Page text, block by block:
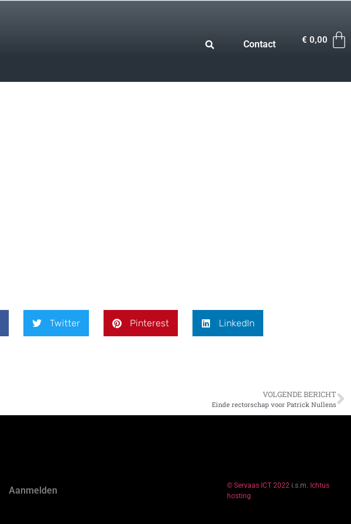
Contact € 0,00
Twitter Pinterest LinkedIn
VOLGENDE BERICHT
Einde rectorschap voor Patrick Nullens
Aanmelden © Servaas ICT 2022i.s.m. Ichtus
hosting